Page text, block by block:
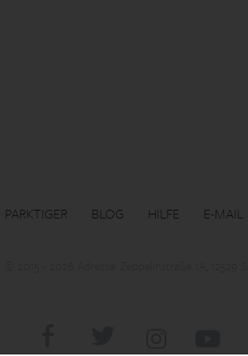
PARKTIGER BLOG HILFE E-MAIL